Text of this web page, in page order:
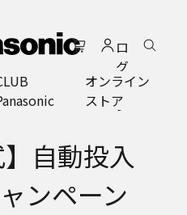
ロ
グ
イ
ン
オンライン
ストア
】自動投入
ンペーン